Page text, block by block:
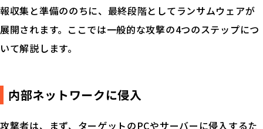
報収集と準備ののちに、最終段階としてランサムウェアが
展開されます。ここでは一般的な攻撃の4つのステップにつ
いて解説します。
内部ネットワークに侵入
攻撃者は、まず、ターゲットのPCやサーバーに侵入するた